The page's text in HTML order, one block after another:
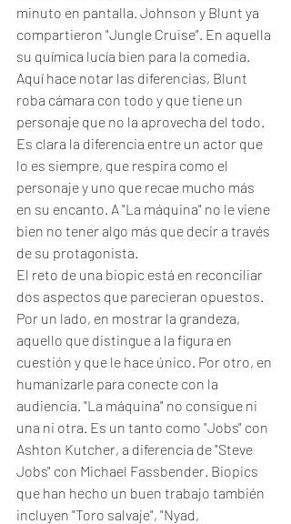
minuto en pantalla. Johnson y Blunt ya
compartieron "Jungle Cruise". En aquella
su química lucía bien para la comedia.
Aquí hace notar las diferencias, Blunt
roba cámara con todo y que tiene un
personaje que no la aprovecha del todo.
Es clara la diferencia entre un actor que
lo es siempre, que respira como el
personaje y uno que recae mucho más
en su encanto. A "La máquina" no le viene
bien no tener algo más que decir a través
de su protagonista.
El reto de una biopic está en reconciliar
dos aspectos que parecieran opuestos.
Por un lado, en mostrar la grandeza,
aquello que distingue a la figura en
cuestión y que le hace único. Por otro, en
humanizarle para conecte con la
audiencia. "La máquina" no consigue ni
una ni otra. Es un tanto como "Jobs" con
Ashton Kutcher, a diferencia de "Steve
Jobs" con Michael Fassbender. Biopics
que han hecho un buen trabajo también
incluyen "Toro salvaje", "Nyad,